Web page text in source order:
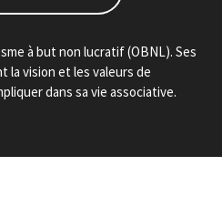
à but non lucratif (OBNL). Ses
la vision et les valeurs de
dans sa vie associative.